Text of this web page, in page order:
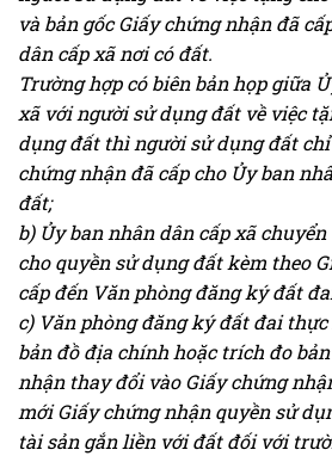
và bản gốc Giấy chứng nhận đã
dân cấp xã nơi có đất.
Trường hợp có biên bản họp giữa
xã với người sử dụng đất về việc
dụng đất thì người sử dụng đất chỉ
chứng nhận đã cấp cho Ủy ban
đất;
b) Ủy ban nhân dân cấp xã
cho quyền sử dụng đất kèm theo
cấp đến Văn phòng đăng ký đất
c) Văn phòng đăng ký đất đai
bản đồ địa chính hoặc trích đo
nhận thay đổi vào Giấy chứng
mới Giấy chứng nhận quyền sử
tài sản gắn liền với đất đối với